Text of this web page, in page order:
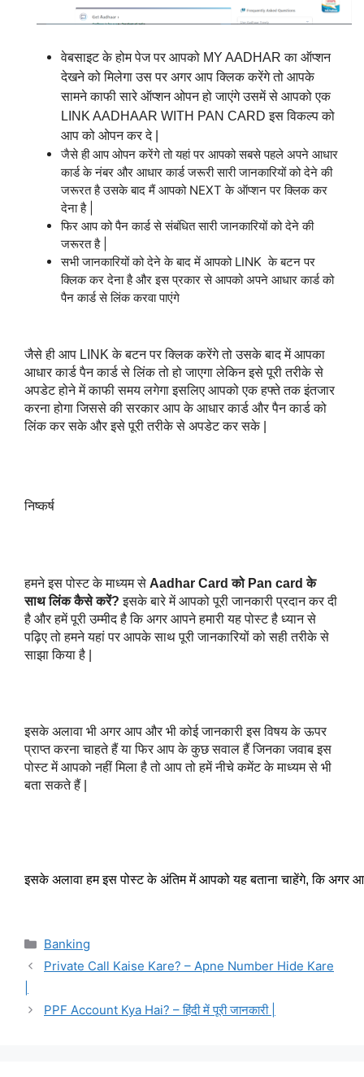
वेबसाइट के होम पेज पर आपको MY AADHAR का ऑप्शन
देखने को मिलेगा उस पर अगर आप क्लिक करेंगे तो आपके
सामने काफी सारे ऑप्शन ओपन हो जाएंगे उसमें से आपको एक
LINK AADHAAR WITH PAN CARD इस विकल्प को
आप को ओपन कर दे |
जैसे ही आप ओपन करेंगे तो यहां पर आपको सबसे पहले अपने आधार
कार्ड के नंबर और आधार कार्ड जरूरी सारी जानकारियों को देने की
जरूरत है उसके बाद मैं आपको NEXT के ऑप्शन पर क्लिक कर
देना है |
फिर आप को पैन कार्ड से संबंधित सारी जानकारियों को देने की
जरूरत है |
सभी जानकारियों को देने के बाद में आपको LINK के बटन पर
क्लिक कर देना है और इस प्रकार से आपको अपने आधार कार्ड को
पैन कार्ड से लिंक करवा पाएंगे
जैसे ही आप LINK के बटन पर क्लिक करेंगे तो उसके बाद में आपका
आधार कार्ड पैन कार्ड से लिंक तो हो जाएगा लेकिन इसे पूरी तरीके से
अपडेट होने में काफी समय लगेगा इसलिए आपको एक हफ्ते तक इंतजार
करना होगा जिससे की सरकार आप के आधार कार्ड और पैन कार्ड को
लिंक कर सके और इसे पूरी तरीके से अपडेट कर सके |
निष्कर्ष
हमने इस पोस्ट के माध्यम से Aadhar Card को Pan card के
साथ लिंक कैसे करें? इसके बारे में आपको पूरी जानकारी प्रदान कर दी
है और हमें पूरी उम्मीद है कि अगर आपने हमारी यह पोस्ट है ध्यान से
पढ़िए तो हमने यहां पर आपके साथ पूरी जानकारियों को सही तरीके से
साझा किया है |
इसके अलावा भी अगर आप और भी कोई जानकारी इस विषय के ऊपर
प्राप्त करना चाहते हैं या फिर आप के कुछ सवाल हैं जिनका जवाब इस
पोस्ट में आपको नहीं मिला है तो आप तो हमें नीचे कमेंट के माध्यम से भी
बता सकते हैं |
इसके अलावा हम इस पोस्ट के अंतिम में आपको यह बताना चाहेंगे, कि अगर
Categories
Banking
Private Call Kaise Kare? – Apne Number Hide Kare
PPF Account Kya Hai? – हिंदी में पूरी जानकारी |